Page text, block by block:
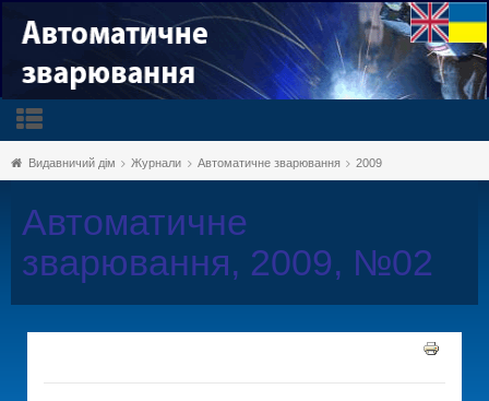
Видавничий дім Журнали Автоматичне зварювання 2009
Автоматичне
зварювання, 2009, №02